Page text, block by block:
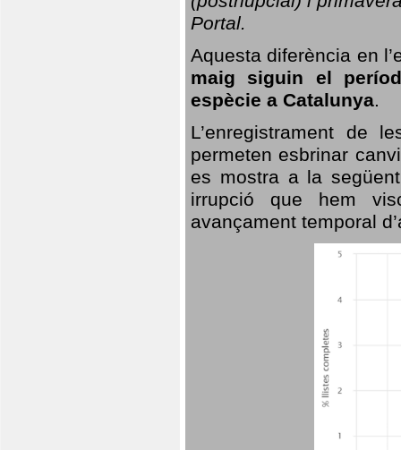
Portal.
Aquesta diferència en
maig siguin el
espècie a Catalunya.
L’enregistrament de
permeten esbrinar
es mostra a la
irrupció que hem
avançament temporal